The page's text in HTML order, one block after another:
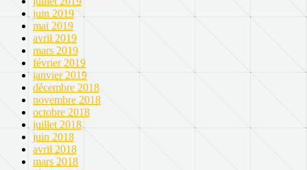
juin 2019
mai 2019
avril 2019
mars 2019
février 2019
janvier 2019
décembre 2018
novembre 2018
octobre 2018
juillet 2018
juin 2018
avril 2018
mars 2018